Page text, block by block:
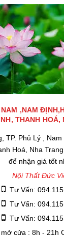
,NAM
THANH HOÁ,
TP. Phủ Lý ,
Hoá, Nha
để nhận giá tốt
Nội Thất Đức
Tư Vấn:
Tư Vấn:
Tư Vấn:
cửa : 8h - 21h